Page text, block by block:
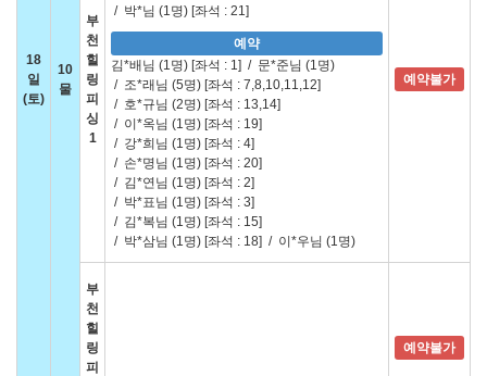
18
일
(토)
10
물
부
천
힐
링
피
싱
1
/ 박*님 (1명) [좌석 : 21]
예약
김*배님 (1명) [좌석 : 1] / 문*준님 (1명)
/ 조*래님 (5명) [좌석 : 7,8,10,11,12]
/ 호*규님 (2명) [좌석 : 13,14]
/ 이*옥님 (1명) [좌석 : 19]
/ 강*희님 (1명) [좌석 : 4]
/ 손*명님 (1명) [좌석 : 20]
/ 김*연님 (1명) [좌석 : 2]
/ 박*표님 (1명) [좌석 : 3]
/ 김*복님 (1명) [좌석 : 15]
/ 박*삼님 (1명) [좌석 : 18] / 이*우님 (1명)
예약불가
부
천
힐
링
피
예약불가